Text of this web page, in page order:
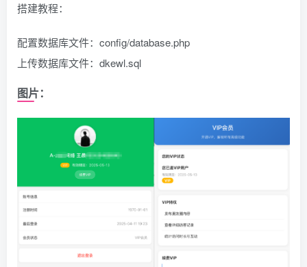
搭建教程：
配置数据库文件：config/database.php
上传数据库文件：dkewl.sql
图片：